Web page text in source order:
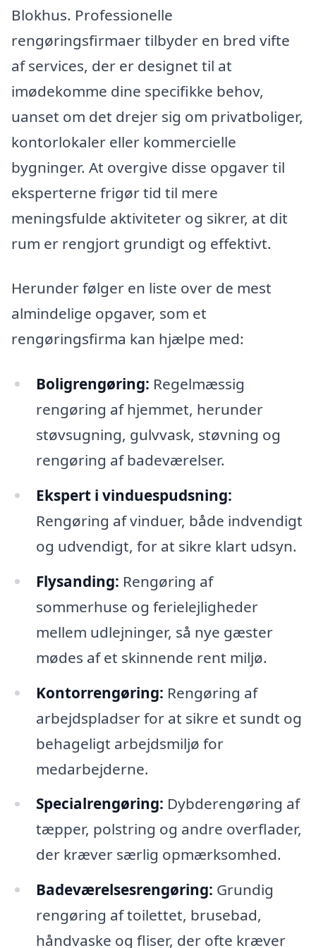
Blokhus. Professionelle
rengøringsfirmaer tilbyder en bred vifte
af services, der er designet til at
imødekomme dine specifikke behov,
uanset om det drejer sig om privatboliger,
kontorlokaler eller kommercielle
bygninger. At overgive disse opgaver til
eksperterne frigør tid til mere
meningsfulde aktiviteter og sikrer, at dit
rum er rengjort grundigt og effektivt.
Herunder følger en liste over de mest
almindelige opgaver, som et
rengøringsfirma kan hjælpe med:
Boligrengøring: Regelmæssig
rengøring af hjemmet, herunder
støvsugning, gulvvask, støvning og
rengøring af badeværelser.
Ekspert i vinduespudsning:
Rengøring af vinduer, både indvendigt
og udvendigt, for at sikre klart udsyn.
Flysanding: Rengøring af
sommerhuse og ferielejligheder
mellem udlejninger, så nye gæster
mødes af et skinnende rent miljø.
Kontorrengøring: Rengøring af
arbejdspladser for at sikre et sundt og
behageligt arbejdsmiljø for
medarbejderne.
Specialrengøring: Dybderengøring af
tæpper, polstring og andre overflader,
der kræver særlig opmærksomhed.
Badeværelsesrengøring: Grundig
rengøring af toilettet, brusebad,
håndvaske og fliser, der ofte kræver